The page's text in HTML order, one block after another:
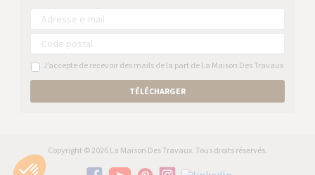
J’accepte de recevoir des mails de la part de La Maison Des Travaux
TÉLÉCHARGER
Copyright © 2026 La Maison Des Travaux. Tous droits réservés.